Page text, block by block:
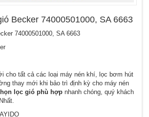
Becker 74000501000, SA 6663
74000501000, SA 6663
cho tất cả các loại máy nén khí, lọc bơm hút
thay mới khi bảo trì định kỳ cho máy nén
lọc gió phù hợp nhanh chóng, quý khách